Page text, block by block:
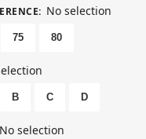
: No selection
75 80
B C D
No selection